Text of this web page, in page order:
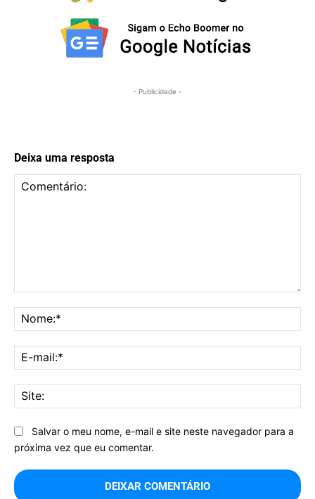
- Publicidade -
Deixa uma resposta
Salvar o meu nome, e-mail e site neste navegador para a
próxima vez que eu comentar.